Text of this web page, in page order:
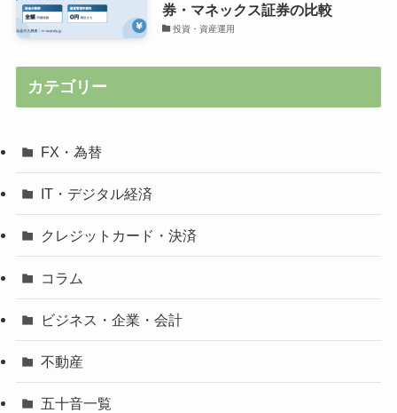
券・マネックス証券の比較
投資・資産運用
カテゴリー
FX・為替
IT・デジタル経済
クレジットカード・決済
コラム
ビジネス・企業・会計
不動産
五十音一覧